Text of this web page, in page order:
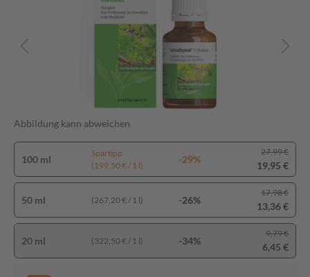
Abbildung kann abweichen
100 ml
Spartipp
(199,50 € / 1 l)
-29%
27,99 €
19,95 €
50 ml (267,20 € / 1 l) -26%
17,98 €
13,36 €
20 ml (322,50 € / 1 l) -34%
9,79 €
6,45 €